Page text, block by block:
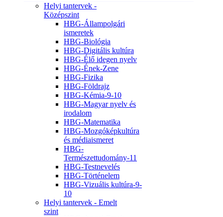
Helyi tantervek -
Középszint
HBG-Állampolgári
ismeretek
HBG-Biológia
HBG-Digitális kultúra
HBG-Élő idegen nyelv
HBG-Ének-Zene
HBG-Fizika
HBG-Földrajz
HBG-Kémia-9-10
HBG-Magyar nyelv és
irodalom
HBG-Matematika
HBG-Mozgóképkultúra
és médiaismeret
HBG-
Természettudomány-11
HBG-Testnevelés
HBG-Történelem
HBG-Vizuális kultúra-9-
10
Helyi tantervek - Emelt
szint